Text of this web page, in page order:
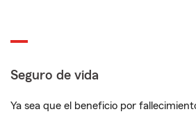
Seguro de vida
Ya sea que el beneficio por